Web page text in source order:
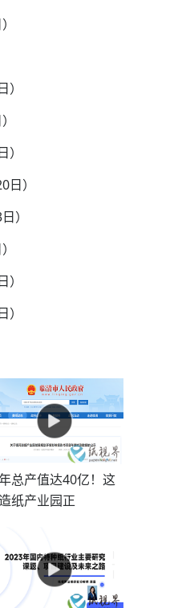
）
）
总产值达40亿！这
纸产业园正